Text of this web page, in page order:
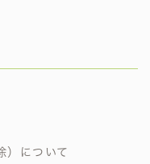
）について